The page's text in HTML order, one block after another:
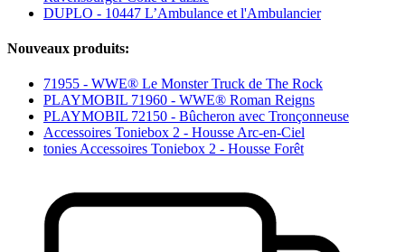
DUPLO - 10447 L’Ambulance et l'Ambulancier
Nouveaux produits:
71955 - WWE® Le Monster Truck de The Rock
PLAYMOBIL 71960 - WWE® Roman Reigns
PLAYMOBIL 72150 - Bûcheron avec Tronçonneuse
Accessoires Toniebox 2 - Housse Arc-en-Ciel
tonies Accessoires Toniebox 2 - Housse Forêt